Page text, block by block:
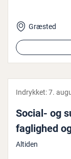
Græsted
Indrykket:7.
Social- og
faglighed
Altiden